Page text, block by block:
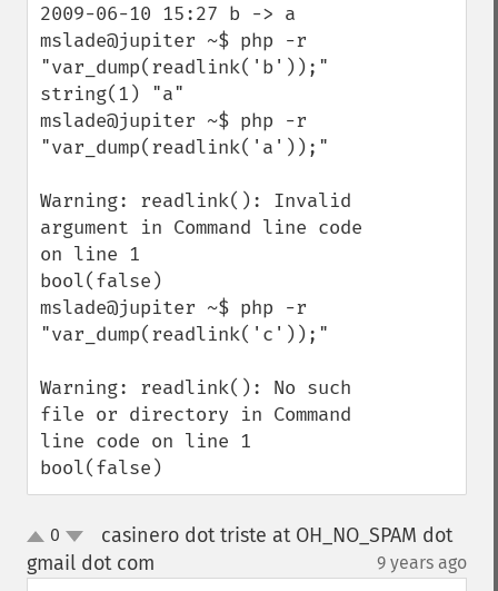
2009-06-10 15:27 b -> a
mslade@jupiter ~$ php -r
"var_dump(readlink('b'));"
string(1) "a"
mslade@jupiter ~$ php -r
"var_dump(readlink('a'));"
Warning: readlink(): Invalid
argument in Command line code
on line 1
bool(false)
mslade@jupiter ~$ php -r
"var_dump(readlink('c'));"
Warning: readlink(): No such
file or directory in Command
line code on line 1
bool(false)
up
down
0
casinero dot triste at OH_NO_SPAM dot
gmail dot com
9 years ago